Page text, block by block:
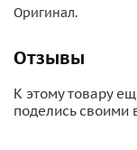
Оригинал.
Отзывы
К этому товару
поделись